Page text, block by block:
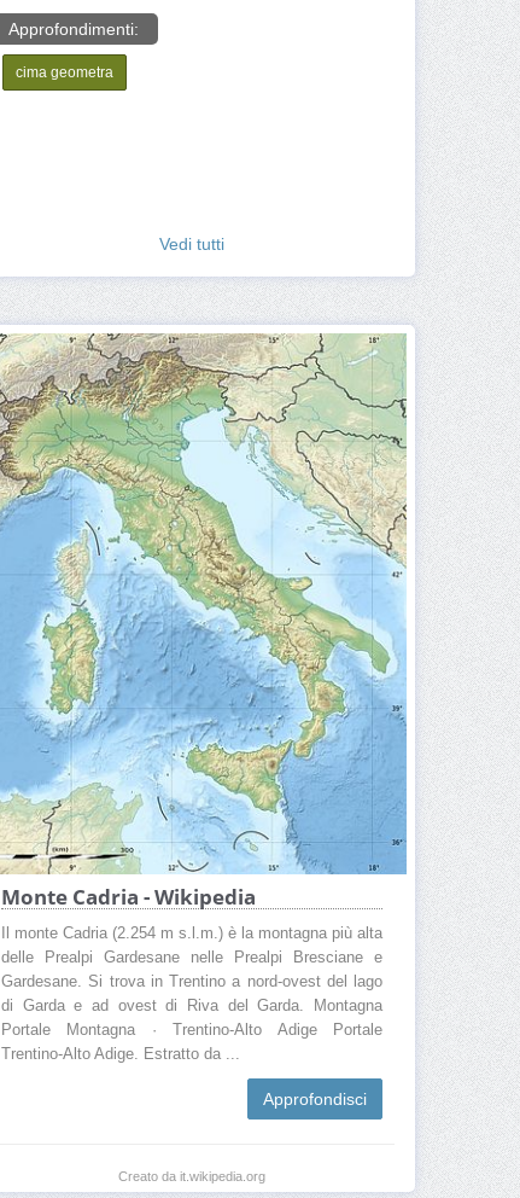
Approfondimenti:
cima geometra
Vedi tutti
Monte Cadria - Wikipedia
Il monte Cadria (2.254 m s.l.m.) è la montagna più alta
delle Prealpi Gardesane nelle Prealpi Bresciane e
Gardesane. Si trova in Trentino a nord-ovest del lago
di Garda e ad ovest di Riva del Garda. Montagna
Portale Montagna · Trentino-Alto Adige Portale
Trentino-Alto Adige. Estratto da ...
Approfondisci
Creato da it.wikipedia.org